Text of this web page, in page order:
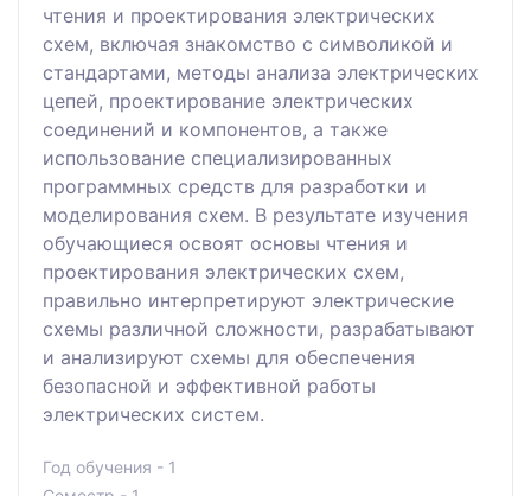
чтения и проектирования электрических
схем, включая знакомство с символикой и
стандартами, методы анализа электрических
цепей, проектирование электрических
соединений и компонентов, а также
использование специализированных
программных средств для разработки и
моделирования схем. В результате изучения
обучающиеся освоят основы чтения и
проектирования электрических схем,
правильно интерпретируют электрические
схемы различной сложности, разрабатывают
и анализируют схемы для обеспечения
безопасной и эффективной работы
электрических систем.
Год обучения - 1